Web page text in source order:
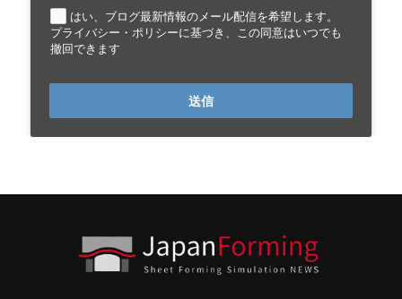
はい、ブログ最新情報のメール配信を希望します。
プライバシー・ポリシーに基づき、この同意はいつでも
撤回できます
送信